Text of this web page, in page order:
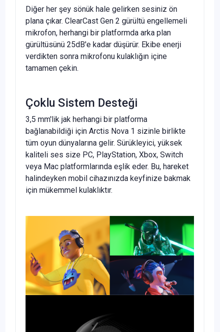
Diğer her şey sönük hale gelirken sesiniz ön
plana çıkar. ClearCast Gen 2 gürültü engellemeli
mikrofon, herhangi bir platformda arka plan
gürültüsünü 25dB'e kadar düşürür. Ekibe enerji
verdikten sonra mikrofonu kulaklığın içine
tamamen çekin.
Çoklu Sistem Desteği
3,5 mm'lik jak herhangi bir platforma
bağlanabildiği için Arctis Nova 1 sizinle birlikte
tüm oyun dünyalarına gelir. Sürükleyici, yüksek
kaliteli ses size PC, PlayStation, Xbox, Switch
veya Mac platformlarında eşlik eder. Bu, hareket
halindeyken mobil cihazınızda keyfinize bakmak
için mükemmel kulaklıktır.